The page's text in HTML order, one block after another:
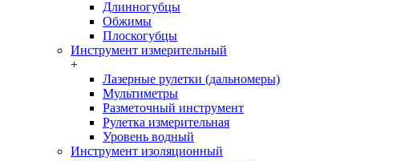
Длинногубцы
Обжимы
Плоскогубцы
Инструмент измерительный
+
Лазерные рулетки (дальномеры)
Мультиметры
Разметочный инструмент
Рулетка измерительная
Уровень водный
Инструмент изоляционный